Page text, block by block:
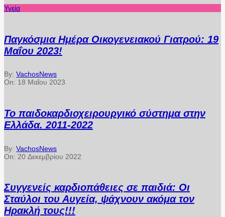
Υγεία
Παγκόσμια Ημέρα Οικογενειακού Γιατρού: 19
Μαΐου 2023!
By: VachosNews
On: 18 Μαΐου 2023
Το παιδοκαρδιοχειρουργικό σύστημα στην
Ελλάδα. 2011-2022
By: VachosNews
On: 20 Δεκεμβρίου 2022
Συγγενείς καρδιοπάθειες σε παιδιά: Οι
Σταύλοι του Αυγεία, ψάχνουν ακόμα τον
Ηρακλή τους!!!